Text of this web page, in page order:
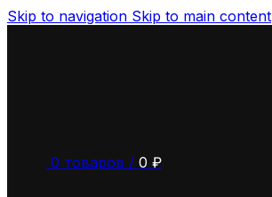
Skip to navigation Skip to main content
0 товаров / 0 ₽